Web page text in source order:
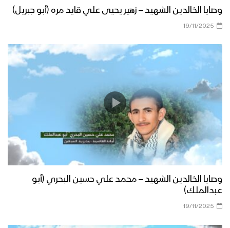
وصايا الخالدين الشهيد – زهير يحيى علي قايد مره (أبو جبريل)
19/11/2025
وصايا الخالدين الشهيد – محمد علي حسين البحري (أبو
عبدالملك)
19/11/2025